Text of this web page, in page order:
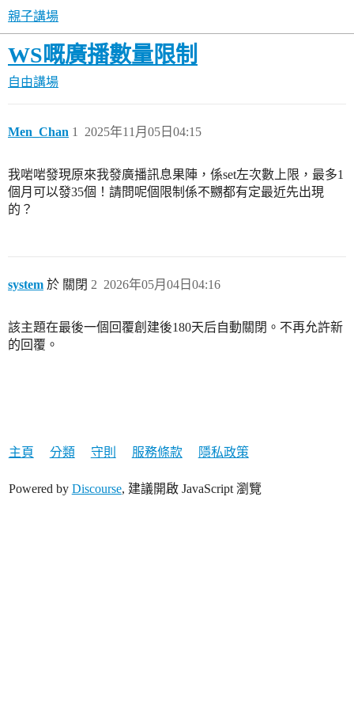
親子講場
WS嘅廣播數量限制
自由講場
Men_Chan 2025年11月05日04:15
1
我啱啱發現原來我發廣播訊息果陣，係set左次數上限，最多1
個月可以發35個！請問呢個限制係不嬲都有定最近先出現
的？
system 於 關閉 2026年05月04日04:16
2
該主題在最後一個回覆創建後180天后自動關閉。不再允許新
的回覆。
主頁 分類 守則 服務條款 隱私政策
Powered by Discourse, 建議開啟 JavaScript 瀏覽